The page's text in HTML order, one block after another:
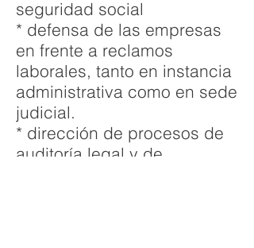
seguridad social
* defensa de las empresas
en frente a reclamos
laborales, tanto en instancia
administrativa como en sede
judicial.
* dirección de procesos de
auditoría legal y de